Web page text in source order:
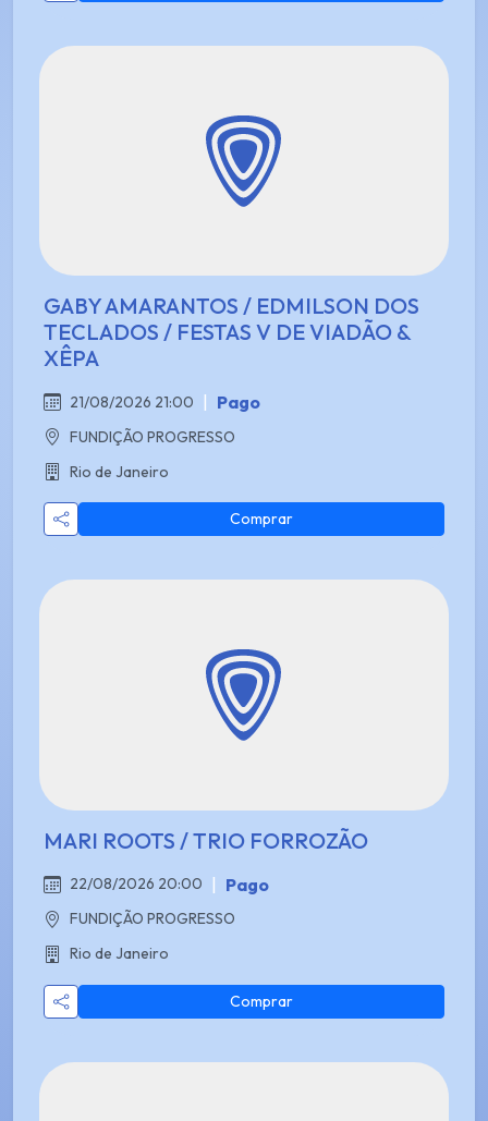
GABY AMARANTOS / EDMILSON DOS
TECLADOS / FESTAS V DE VIADÃO &
XÊPA
21/08/2026 21:00 Pago
FUNDIÇÃO PROGRESSO
Rio de Janeiro
Comprar
MARI ROOTS / TRIO FORROZÃO
22/08/2026 20:00 | Pago
FUNDIÇÃO PROGRESSO
Rio de Janeiro
Comprar